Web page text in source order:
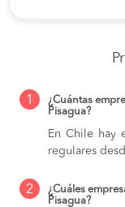
1
¿Cuántas
Pisagua?
En Chile hay
regulares
2
¿Cuáles
Pisagua?